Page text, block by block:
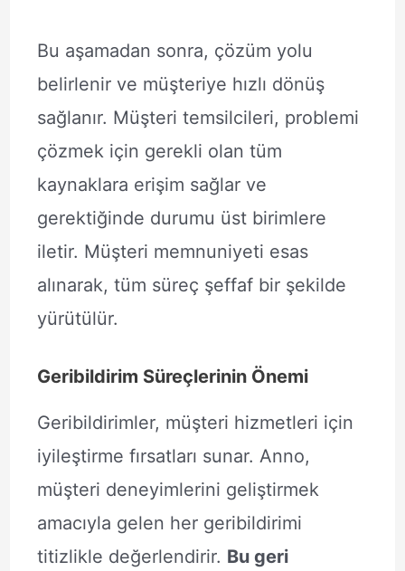
Bu aşamadan sonra, çözüm yolu
belirlenir ve müşteriye hızlı dönüş
sağlanır. Müşteri temsilcileri, problemi
çözmek için gerekli olan tüm
kaynaklara erişim sağlar ve
gerektiğinde durumu üst birimlere
iletir. Müşteri memnuniyeti esas
alınarak, tüm süreç şeffaf bir şekilde
yürütülür.
Geribildirim Süreçlerinin Önemi
Geribildirimler, müşteri hizmetleri için
iyileştirme fırsatları sunar. Anno,
müşteri deneyimlerini geliştirmek
amacıyla gelen her geribildirimi
titizlikle değerlendirir. Bu geri